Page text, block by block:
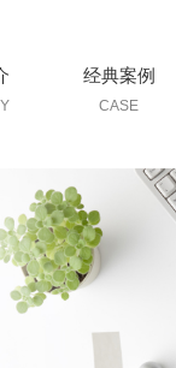
经典案例
CASE